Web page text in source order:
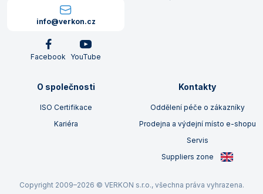
info@verkon.cz
Facebook YouTube
O společnosti
ISO Certifikace
Kariéra
Kontakty
Oddělení péče o zákazníky
Prodejna a výdejní místo e-shopu
Servis
Suppliers zone
Copyright 2009–2026 © VERKON s.r.o., všechna práva vyhrazena.